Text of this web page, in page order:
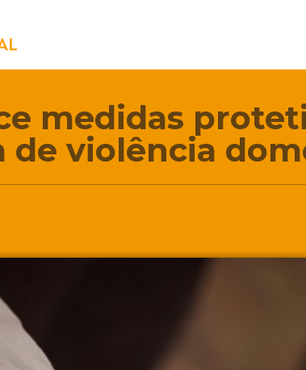
medidas
de violência